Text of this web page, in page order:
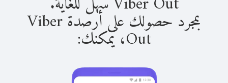
بمجرد حصولك على أرصدة Viber
Out، يمكنك: